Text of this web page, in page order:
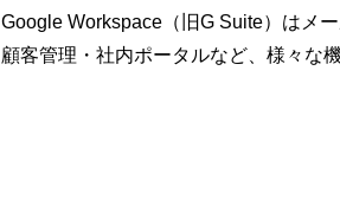
Google Workspace（旧G Suite）はメ
顧客管理・社内ポータルなど、様々な